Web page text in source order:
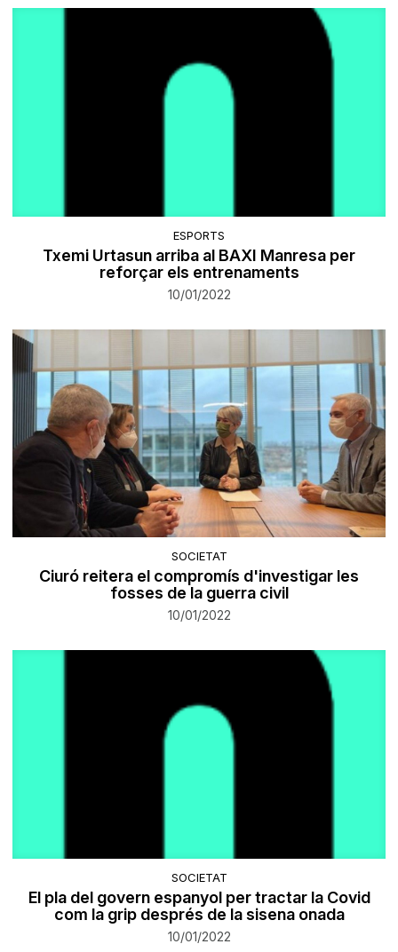
ESPORTS
Txemi Urtasun arriba al BAXI Manresa per
reforçar els entrenaments
10/01/2022
SOCIETAT
Ciuró reitera el compromís d'investigar les
fosses de la guerra civil
10/01/2022
SOCIETAT
El pla del govern espanyol per tractar la Covid
com la grip després de la sisena onada
10/01/2022